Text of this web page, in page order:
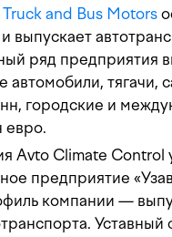
Truck and Bus Motors
выпускает
ряд предприятия
автомобили, тягачи,
городские и
евро.
Avto Climate Control
предприятие
компании —